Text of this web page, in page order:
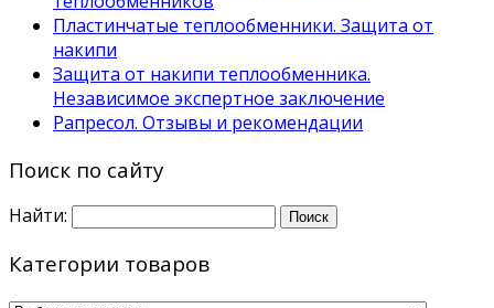
Пластинчатые теплообменники. Защита от
накипи
Защита от накипи теплообменника.
Независимое экспертное заключение
Рапресол. Отзывы и рекомендации
Поиск по сайту
Найти:
Категории товаров